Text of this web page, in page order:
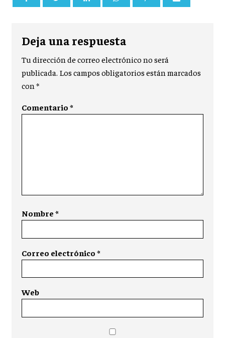
Deja una respuesta
Tu dirección de correo electrónico no será
publicada. Los campos obligatorios están marcados
con*
Comentario*
Nombre*
Correo electrónico*
Web